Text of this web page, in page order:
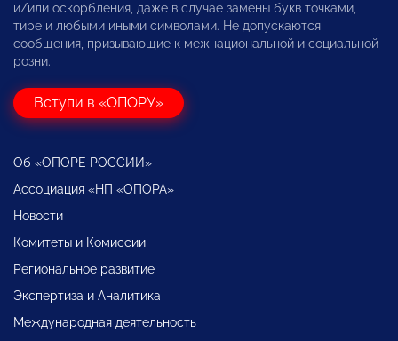
и/или оскорбления, даже в случае замены букв точками,
тире и любыми иными символами. Не допускаются
сообщения, призывающие к межнациональной и социальной
розни.
Вступи в «ОПОРУ»
Об «ОПОРЕ РОССИИ»
Ассоциация «НП «ОПОРА»
Новости
Комитеты и Комиссии
Региональное развитие
Экспертиза и Аналитика
Международная деятельность